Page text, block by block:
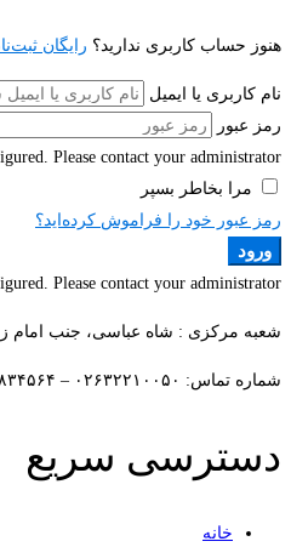
هنوز حساب کاربری ندارید؟ رایگان
نام کاربری یا ایمیل
رمز عبور
Please contact your administrator.
مرا بخاطر بسپر
رمز عبور خود را فراموش کرده‌اید؟
ورود
Please contact your administrator.
شعبه مرکزی : شاه عباسی، جنب امام زاده
شماره تماس: ۰۲۶۳۲۲۱۰۰۵۰ – ۰۹۱۲۰۸۳۴۵۶۴
دسترسی سریع
خانه